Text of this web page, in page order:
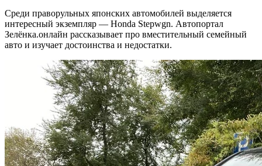
Среди праворульных японских автомобилей выделяется
интересный экземпляр — Honda Stepwgn. Автопортал
Зелёнка.онлайн рассказывает про вместительный семейный
авто и изучает достоинства и недостатки.